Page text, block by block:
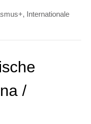
, Internationale
/